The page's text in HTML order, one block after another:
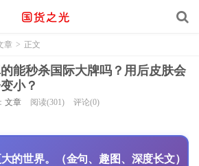
章 > 正文
能秒杀国际大牌吗？用后皮肤会
小？
文章 阅读(301) 评论(0)
的世界。（金句、趣图、深度长文）